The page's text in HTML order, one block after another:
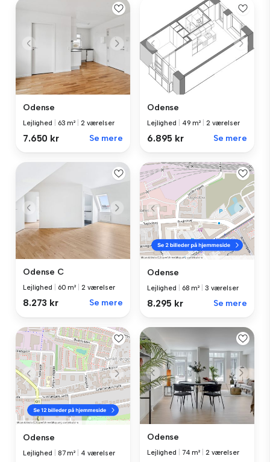
Odense
Lejlighed 63 m² 2 værelser
7.650 kr Se mere
Odense
Lejlighed 49 m² 2 værelser
6.895 kr Se mere
Odense C
Lejlighed 60 m² 2 værelser
8.273 kr Se mere
Odense
Lejlighed 68 m² 3 værelser
8.295 kr Se mere
Odense
Lejlighed 87 m² 4 værelser
Odense
Lejlighed 74 m² 2 værelser